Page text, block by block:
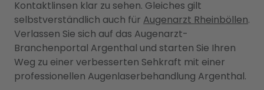
Kontaktlinsen klar zu sehen. Gleiches gilt
selbstverständlich auch für Augenarzt Rheinböllen.
Verlassen Sie sich auf das Augenarzt-
Branchenportal Argenthal und starten Sie Ihren
Weg zu einer verbesserten Sehkraft mit einer
professionellen Augenlaserbehandlung Argenthal.